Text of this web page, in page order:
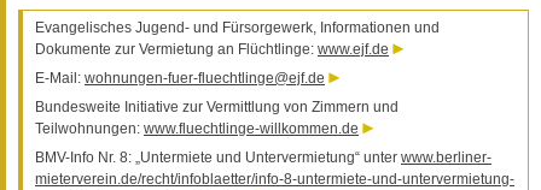
Evangelisches Jugend- und Fürsorgewerk, Informationen und
Dokumente zur Vermietung an Flüchtlinge: www.ejf.de
E-Mail: wohnungen-fuer-fluechtlinge@ejf.de
Bundesweite Initiative zur Vermittlung von Zimmern und
Teilwohnungen: www.fluechtlinge-willkommen.de
BMV-Info Nr. 8: „Untermiete und Untervermietung“ unter www.berliner-
mieterverein.de/recht/infoblaetter/info-8-untermiete-und-untervermietung-